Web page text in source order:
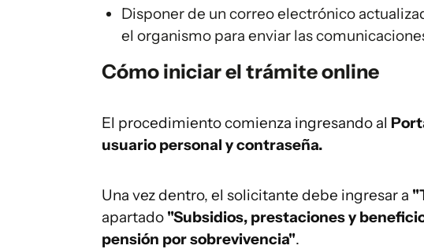
Disponer de un correo electrónico
el organismo para enviar las
Cómo iniciar el trámite online
El procedimiento comienza ingresando al
usuario personal y contraseña.
Una vez dentro, el solicitante debe ingresar a
apartado "Subsidios, prestaciones y
pensión por sobrevivencia".